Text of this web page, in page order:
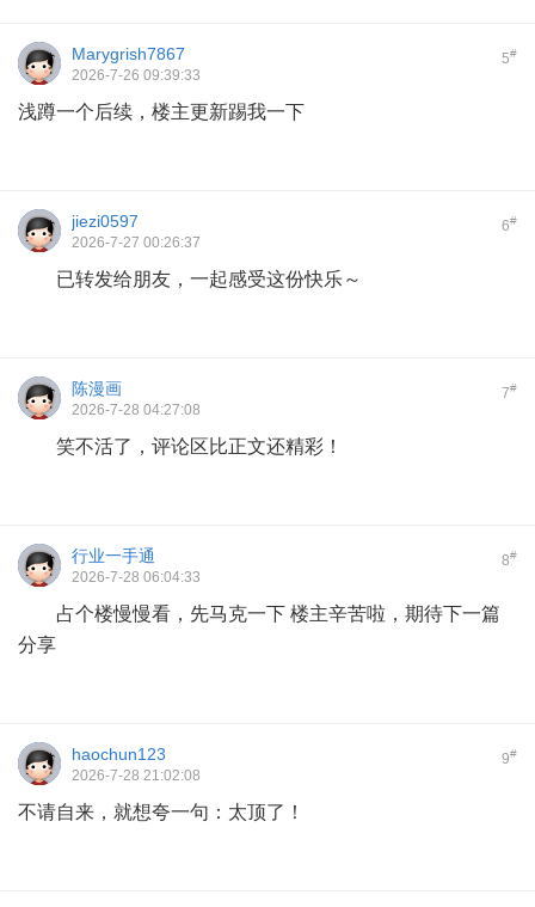
5#
Marygrish7867
2026-7-26 09:39:33
浅蹲一个后续，楼主更新踢我一下
6#
jiezi0597
2026-7-27 00:26:37
已转发给朋友，一起感受这份快乐～
7#
陈漫画
2026-7-28 04:27:08
笑不活了，评论区比正文还精彩！
8#
行业一手通
2026-7-28 06:04:33
占个楼慢慢看，先马克一下 楼主辛苦啦，期待下一篇
分享
9#
haochun123
2026-7-28 21:02:08
不请自来，就想夸一句：太顶了！